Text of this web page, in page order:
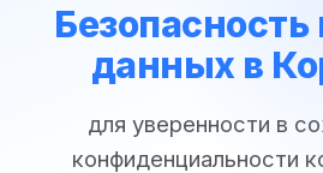
данных в
для уверенности в
конфиденциальности